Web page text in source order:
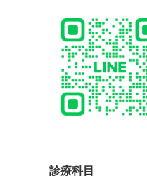
診療科目